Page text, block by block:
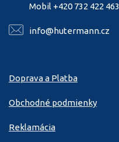
Mobil +420 732 422 463
info@hutermann.cz
Doprava a Platba
Obchodné podmienky
Reklamácia